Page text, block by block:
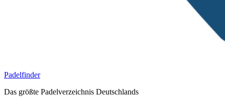
Padelfinder
Das größte Padelverzeichnis Deutschlands